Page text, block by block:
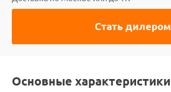
Стать дилером
Основные характеристики